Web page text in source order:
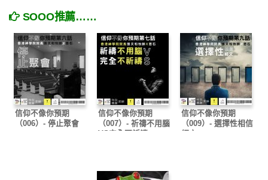
SOOO推薦……
信仰不像你預期
（006）- 停止聚會
信仰不像你預期
（007）- 祈禱不用腦
VS完全不祈禱
信仰不像你預期
（009）- 選擇性相信
經文